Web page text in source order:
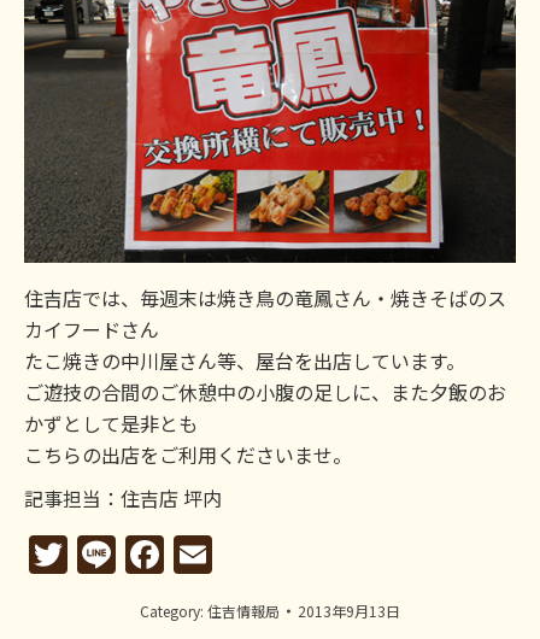
住吉店では、毎週末は焼き鳥の竜鳳さん・焼きそばのス
カイフードさん
たこ焼きの中川屋さん等、屋台を出店しています。
ご遊技の合間のご休憩中の小腹の足しに、また夕飯のお
かずとして是非とも
こちらの出店をご利用くださいませ。
記事担当：住吉店 坪内
Twitter
LineFacebook
Category: 住吉情報局 2013年9月13日